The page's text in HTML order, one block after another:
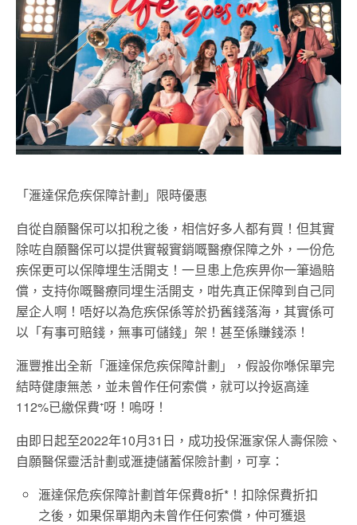
「滙達保危疾保障計劃」限時優惠
自從自願醫保可以扣稅之後，相信好多人都有買！但其實
除咗自願醫保可以提供實報實銷嘅醫療保障之外，一份危
疾保更可以保障埋生活開支！一旦患上危疾畀你一筆過賠
償，支持你嘅醫療同埋生活開支，咁先真正保障到自己同
屋企人啊！唔好以為危疾保係等於扔舊錢落海，其實係可
以「有事可賠錢，無事可儲錢」架！甚至係賺錢添！
滙豐推出全新「滙達保危疾保障計劃」，假設你喺保單完
結時健康無恙，並未曾作任何索償，就可以拎返高達
112%已繳保費⁺呀！嗚呀！
由即日起至2022年10月31日，成功投保滙家保人壽保險、
自願醫保靈活計劃或滙捷儲蓄保險計劃，可享：
滙達保危疾保障計劃首年保費8折*！扣除保費折扣
之後，如果保單期內未曾作任何索償，仲可獲退